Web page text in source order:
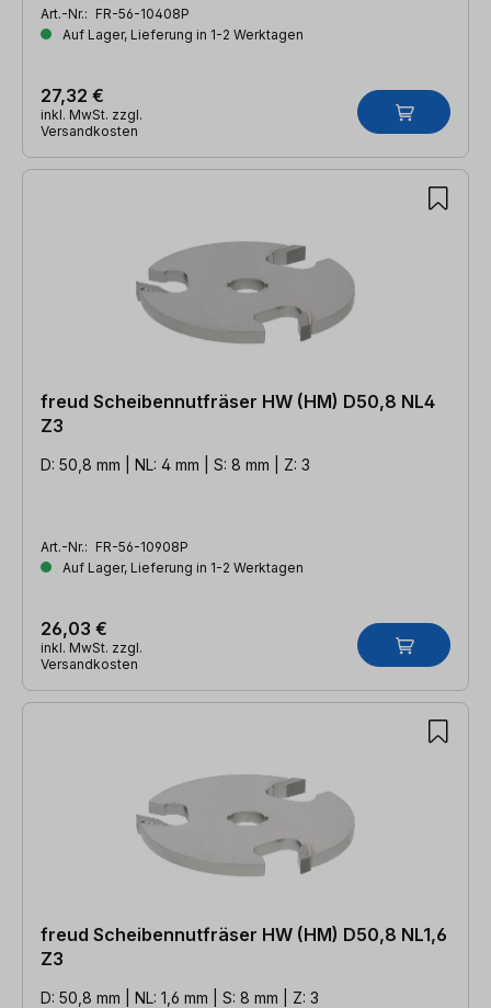
Art.-Nr.: FR-56-10408P
Auf Lager, Lieferung in 1-2 Werktagen
27,32 €
inkl. MwSt. zzgl.
Versandkosten
freud Scheibennutfräser HW (HM) D50,8 NL4
Z3
D: 50,8 mm | NL: 4 mm | S: 8 mm | Z: 3
Art.-Nr.: FR-56-10908P
Auf Lager, Lieferung in 1-2 Werktagen
26,03 €
inkl. MwSt. zzgl.
Versandkosten
freud Scheibennutfräser HW (HM) D50,8 NL1,6
Z3
D: 50,8 mm | NL: 1,6 mm | S: 8 mm | Z: 3